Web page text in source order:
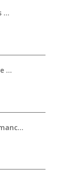
…
…